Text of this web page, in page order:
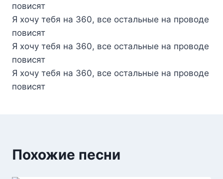
повисят
Я хочу тебя на 360, все остальные на проводе
повисят
Я хочу тебя на 360, все остальные на проводе
повисят
Я хочу тебя на 360, все остальные на проводе
повисят
Похожие песни